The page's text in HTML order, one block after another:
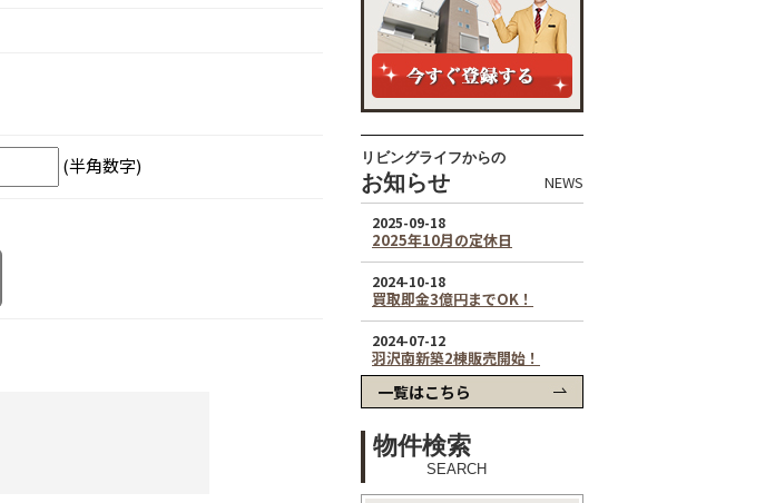
(半角数字) リビングライフからの
お知らせ NEWS
一覧はこちら
物件検索
SEARCH